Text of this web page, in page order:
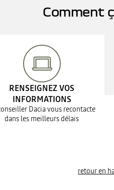
Comment
RENSEIGNEZ VOS
INFORMATIONS
Dacia vous recontacte
dans les meilleurs délais
retour en